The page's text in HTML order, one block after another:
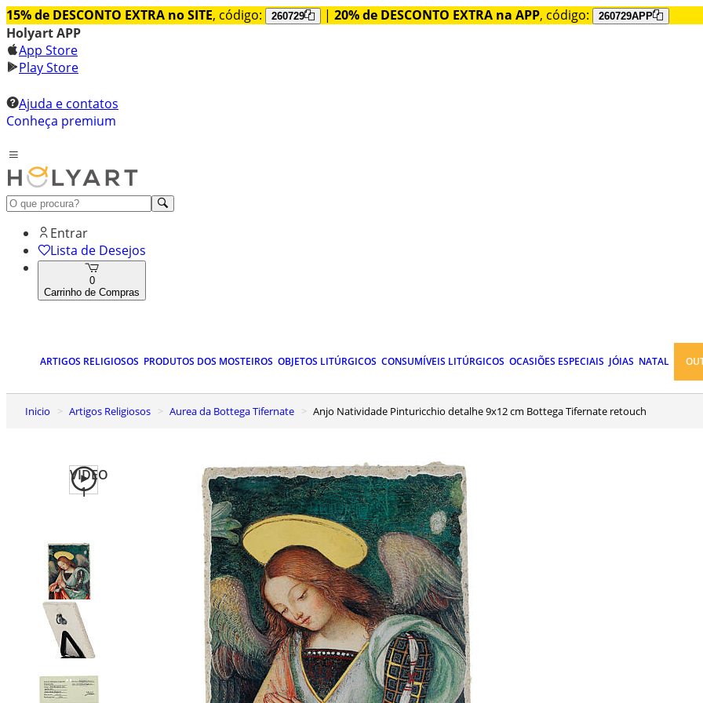
15% de DESCONTO EXTRA no SITE, código: 260729 | 20% de DESCONTO EXTRA na APP, código: 260729APP
Holyart APP
App Store
Play Store
Ajuda e contatos
Conheça premium
Entrar
Lista de Desejos
0
Carrinho de Compras
ARTIGOS RELIGIOSOS PRODUTOS DOS MOSTEIROS OBJETOS LITÚRGICOS CONSUMÍVEIS LITÚRGICOS OCASIÕES ESPECIAIS JÓIAS NATAL
Inicio Artigos Religiosos Aurea da Bottega Tifernate Anjo Natividade Pinturicchio detalhe 9x12 cm Bottega Tifernate retouch
VIDEO
1